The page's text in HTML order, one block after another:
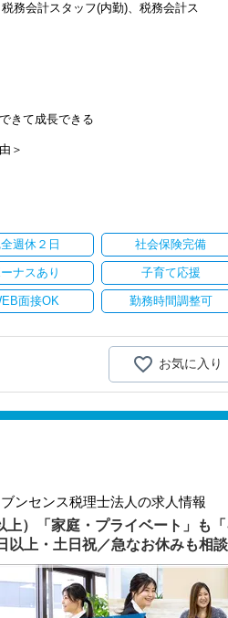
務会計スタッフ(内勤)、税務会計ス
きて成長できる
＞
週休２日 社会保険完備
ナスあり 子育て応援
面接OK 勤務時間調整可
お気に入り
ンセンス税理士法人の求人情報
上）「家庭・プライベート」も
以上・土日祝／急なお休みも相談